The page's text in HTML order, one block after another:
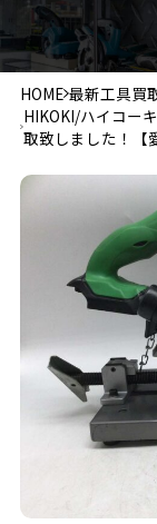
HOME 最新工具買
HIKOKI/ハイコー
取致しました！【